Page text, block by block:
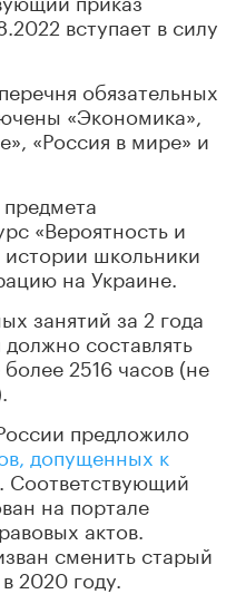
вступает в силу
обязательных
«Экономика»,
«Россия в мире» и
«Вероятность и
истории школьники
на Украине.
занятий за 2 года
составлять
2516 часов (не
предложило
допущенных к
. Соответствующий
на портале
актов.
сменить старый
2020 году.